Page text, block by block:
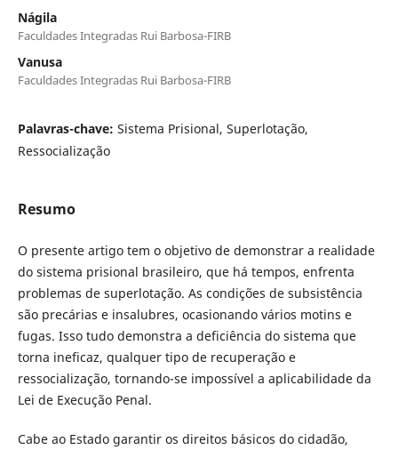
Nágila
Faculdades Integradas Rui Barbosa-FIRB
Vanusa
Faculdades Integradas Rui Barbosa-FIRB
Palavras-chave: Sistema Prisional, Superlotação,
Ressocialização
Resumo
O presente artigo tem o objetivo de demonstrar a realidade
do sistema prisional brasileiro, que há tempos, enfrenta
problemas de superlotação. As condições de subsistência
são precárias e insalubres, ocasionando vários motins e
fugas. Isso tudo demonstra a deficiência do sistema que
torna ineficaz, qualquer tipo de recuperação e
ressocialização, tornando-se impossível a aplicabilidade da
Lei de Execução Penal.
Cabe ao Estado garantir os direitos básicos do cidadão,